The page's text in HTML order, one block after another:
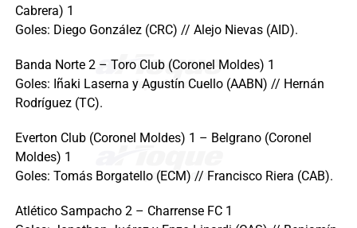
Cabrera) 1
Goles: Diego González (CRC) // Alejo Nievas (AID).
Banda Norte 2 – Toro Club (Coronel Moldes) 1
Goles: Iñaki Laserna y Agustín Cuello (AABN) // Hernán
Rodríguez (TC).
Everton Club (Coronel Moldes) 1 – Belgrano (Coronel
Moldes) 1
Goles: Tomás Borgatello (ECM) // Francisco Riera (CAB).
Atlético Sampacho 2 – Charrense FC 1